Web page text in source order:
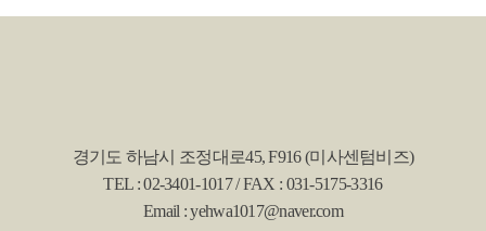
경기도 하남시 조정대로45, F916 (미사센텀비즈)
TEL : 02-3401-1017 / FAX : 031-5175-3316
Email : yehwa1017@naver.com